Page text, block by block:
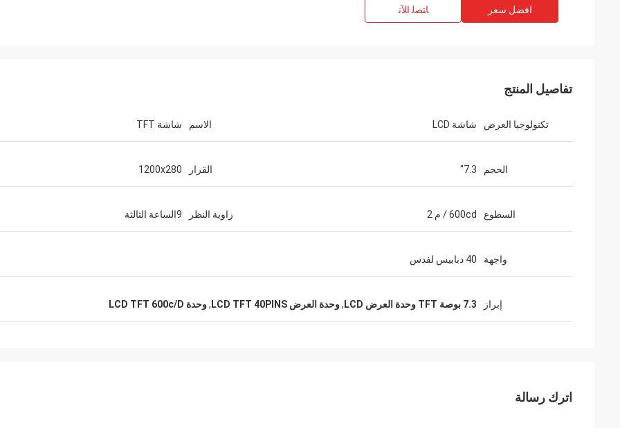
افضل سعر ﺎﺘﺼﻟ ﺍﻶﻧ
تفاصيل المنتج
تكنولوجيا العرض شاشة LCD الاسم شاشة TFT
الحجم 7.3" القرار 1200x280
السطوع 600cd / م 2 زاوية النظر 9الساعة الثالثة
واجهة 40 دبابيس لفدس
إبراز 7.3 بوصة TFT وحدة العرض LCD ,وحدة العرض LCD TFT 40PINS ,وحدة LCD TFT 600c/D
اترك رسالة